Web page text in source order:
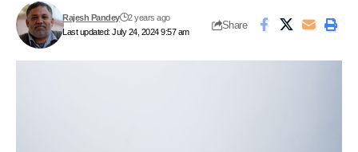
Last updated: July 24, 2024 9:57 am
Rajesh Pandey 2 years ago
Share